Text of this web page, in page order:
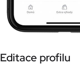
Editace profilu